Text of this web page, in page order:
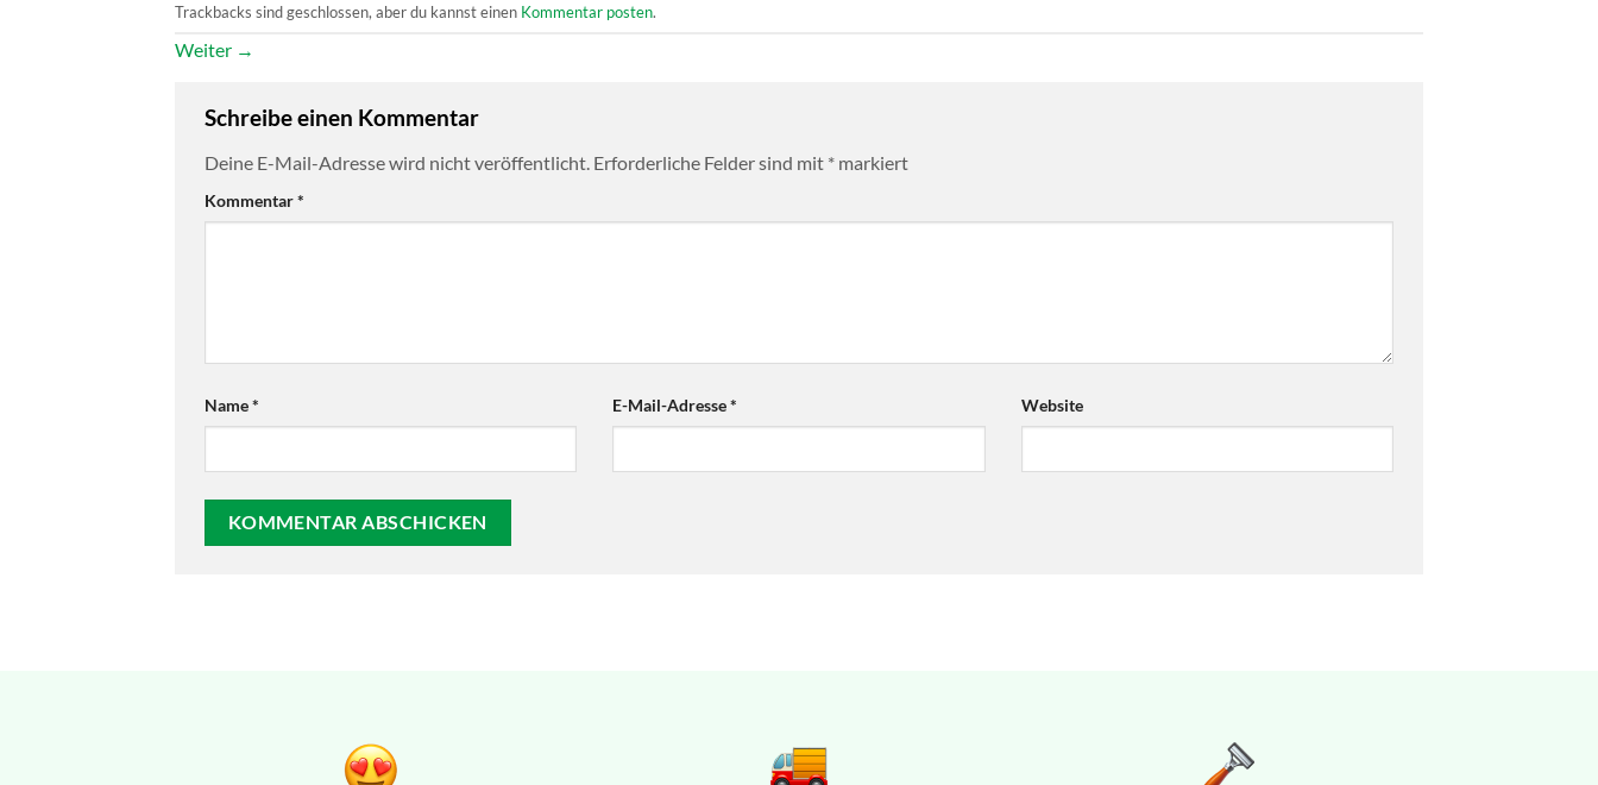
Trackbacks sind geschlossen, aber du kannst einen Kommentar posten.
Weiter →
Schreibe einen Kommentar
Deine E-Mail-Adresse wird nicht veröffentlicht. Erforderliche Felder sind mit * markiert
Kommentar*
Name* E-Mail-Adresse* Website